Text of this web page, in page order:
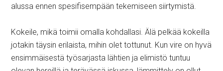
alussa ennen spesifisempään tekemiseen siirtymistä.
Kokeile, mikä toimii omalla kohdallasi. Älä pelkää kokeilla
jotakin täysin erilaista, mihin olet tottunut. Kun vire on hyvä
ensimmäisestä työsarjasta lähtien ja elimistö tuntuu